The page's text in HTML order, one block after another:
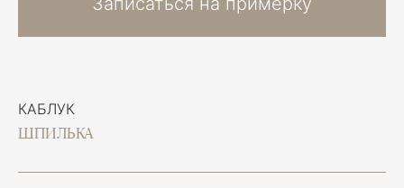
КАБЛУК
ШПИЛЬКА